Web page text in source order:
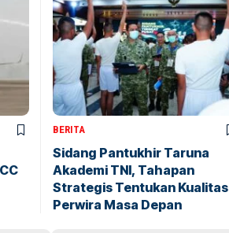
BERITA
Sidang Pantukhir Taruna
Akademi TNI, Tahapan
Strategis Tentukan Kualitas
Perwira Masa Depan